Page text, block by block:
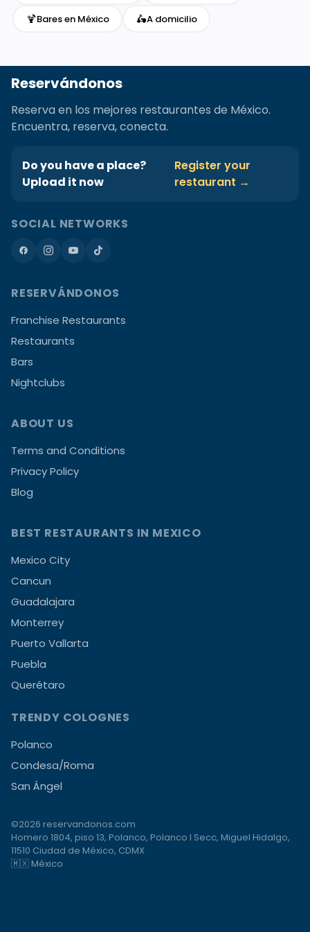
🍹Bares en México 🛵A domicilio
Reservándonos
Reserva en los mejores restaurantes de México.
Encuentra, reserva, conecta.
Do you have a place?
Upload it now
Register your
restaurant →
SOCIAL NETWORKS
RESERVÁNDONOS
Franchise Restaurants
Restaurants
Bars
Nightclubs
ABOUT US
Terms and Conditions
Privacy Policy
Blog
BEST RESTAURANTS IN MEXICO
Mexico City
Cancun
Guadalajara
Monterrey
Puerto Vallarta
Puebla
Querétaro
TRENDY COLOGNES
Polanco
Condesa/Roma
San Ángel
©2026 reservandonos.com
Homero 1804, piso 13, Polanco, Polanco I Secc, Miguel Hidalgo,
11510 Ciudad de México, CDMX
🇲🇽 México